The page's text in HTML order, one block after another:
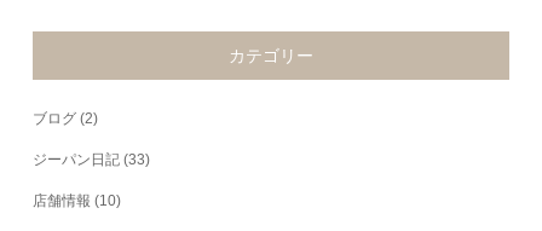
カテゴリー
ブログ (2)
ジーパン日記 (33)
店舗情報 (10)